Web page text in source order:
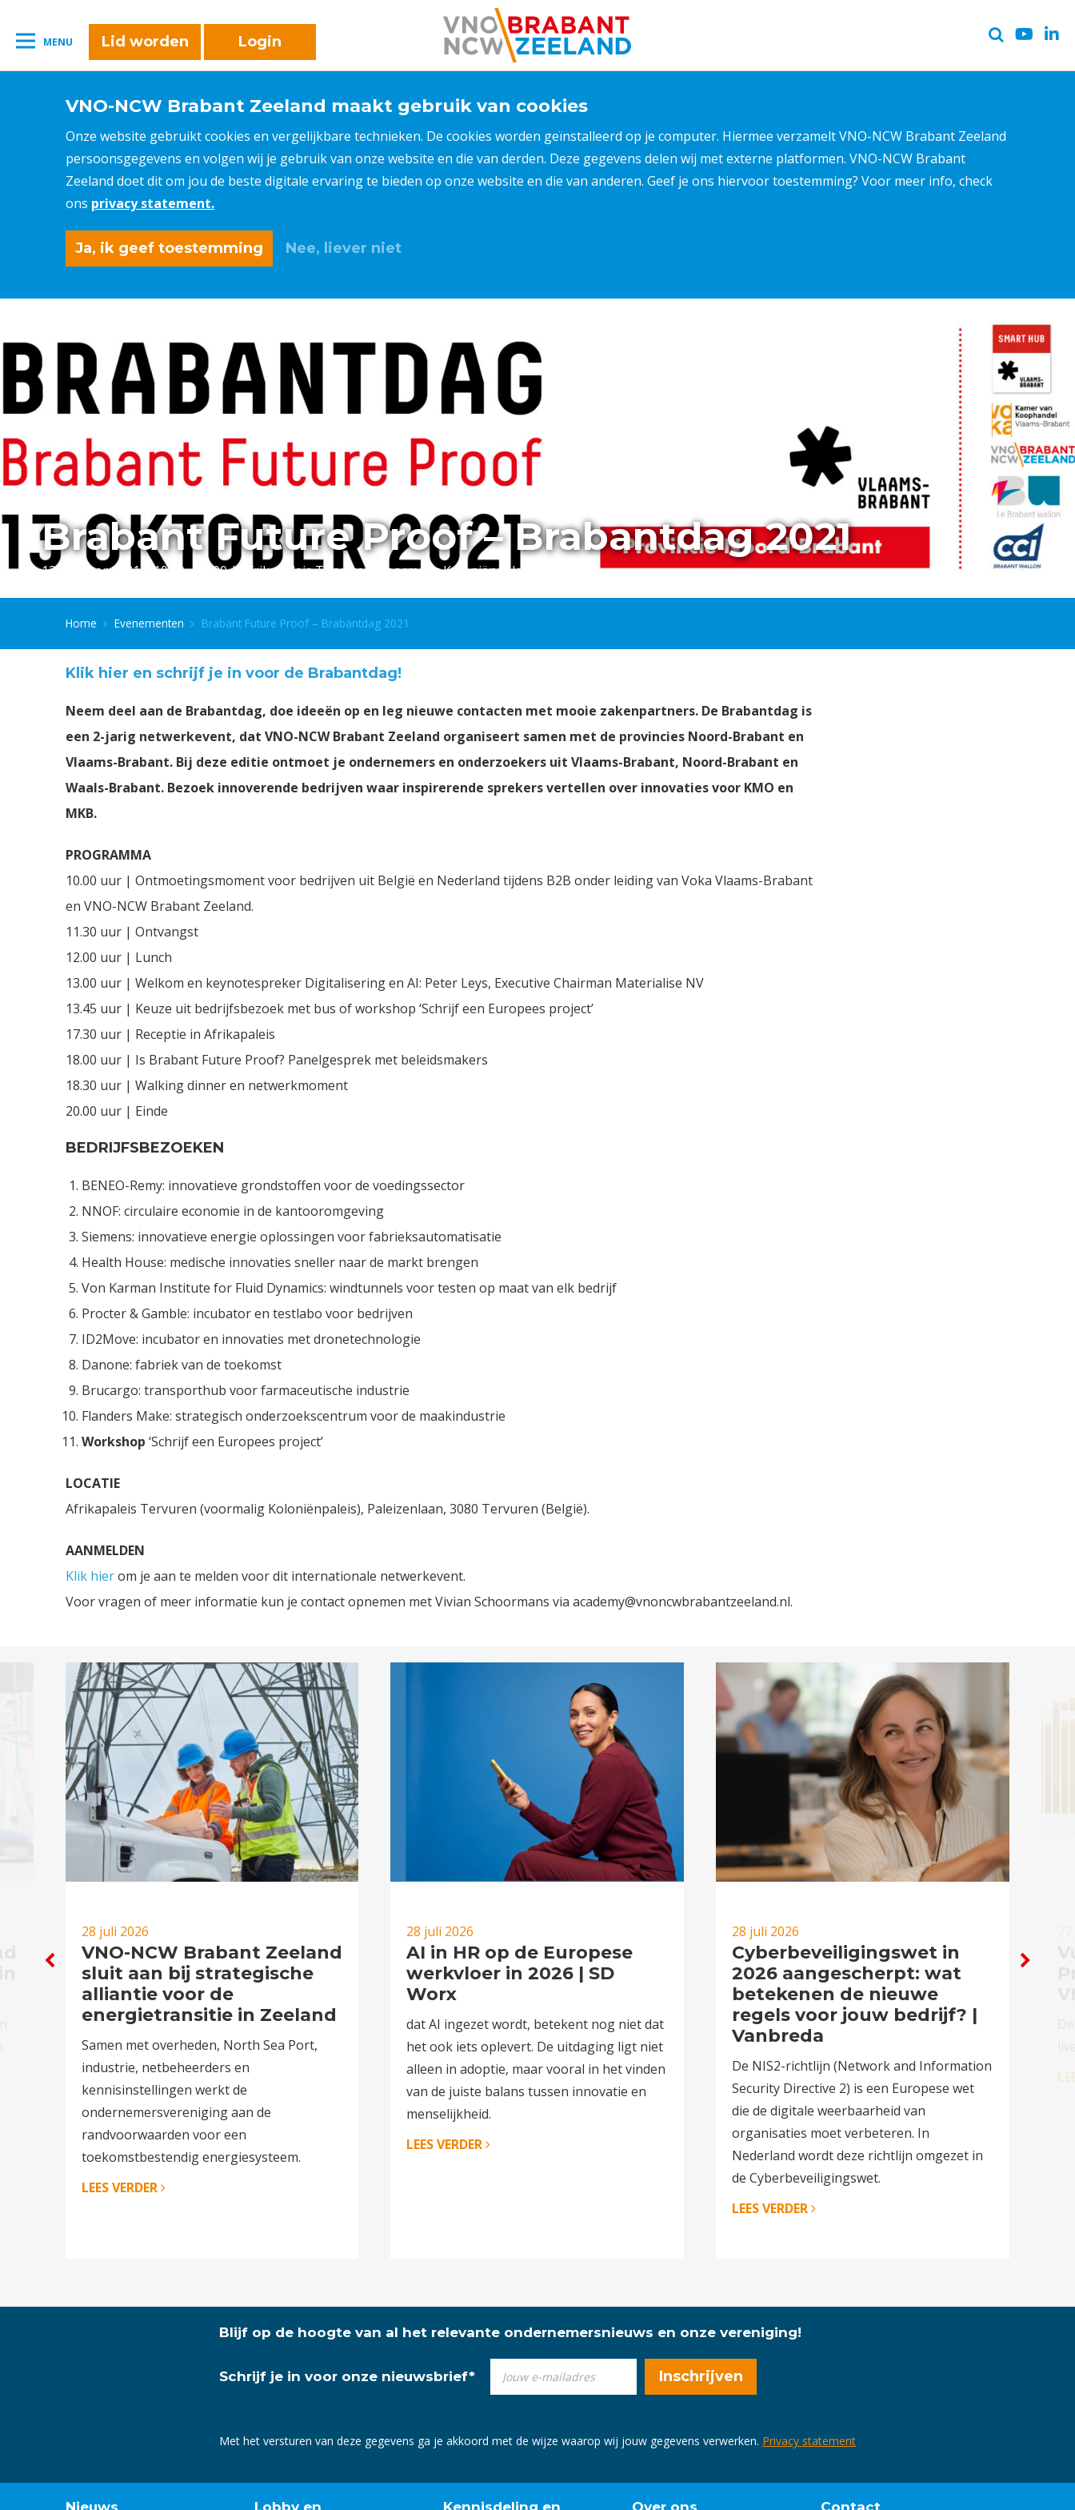
MENU Lid worden Login
VNO-NCW Brabant Zeeland maakt gebruik van cookies
Onze website gebruikt cookies en vergelijkbare technieken. De cookies worden geïnstalleerd op je computer. Hiermee verzamelt VNO-NCW Brabant Zeeland
persoonsgegevens en volgen wij je gebruik van onze website en die van derden. Deze gegevens delen wij met externe platformen. VNO-NCW Brabant
Zeeland doet dit om jou de beste digitale ervaring te bieden op onze website en die van anderen. Geef je ons hiervoor toestemming? Voor meer info, check
ons privacy statement.
Ja, ik geef toestemming Nee, liever niet
Brabant Future Proof – Brabantdag 2021
13 oktober 2021 | 10:00 - 20:00 | Afrikapaleis Tervuren (voormalig Koloniënpaleis)
Home Evenementen Brabant Future Proof – Brabantdag 2021
Klik hier en schrijf je in voor de Brabantdag!
Neem deel aan de Brabantdag, doe ideeën op en leg nieuwe contacten met mooie zakenpartners. De Brabantdag is
een 2-jarig netwerkevent, dat VNO-NCW Brabant Zeeland organiseert samen met de provincies Noord-Brabant en
Vlaams-Brabant. Bij deze editie ontmoet je ondernemers en onderzoekers uit Vlaams-Brabant, Noord-Brabant en
Waals-Brabant. Bezoek innoverende bedrijven waar inspirerende sprekers vertellen over innovaties voor KMO en
MKB.
PROGRAMMA
10.00 uur | Ontmoetingsmoment voor bedrijven uit België en Nederland tijdens B2B onder leiding van Voka Vlaams-Brabant
en VNO-NCW Brabant Zeeland.
11.30 uur | Ontvangst
12.00 uur | Lunch
13.00 uur | Welkom en keynotespreker Digitalisering en AI: Peter Leys, Executive Chairman Materialise NV
13.45 uur | Keuze uit bedrijfsbezoek met bus of workshop ‘Schrijf een Europees project’
17.30 uur | Receptie in Afrikapaleis
18.00 uur | Is Brabant Future Proof? Panelgesprek met beleidsmakers
18.30 uur | Walking dinner en netwerkmoment
20.00 uur | Einde
BEDRIJFSBEZOEKEN
BENEO-Remy: innovatieve grondstoffen voor de voedingssector
NNOF: circulaire economie in de kantooromgeving
Siemens: innovatieve energie oplossingen voor fabrieksautomatisatie
Health House: medische innovaties sneller naar de markt brengen
Von Karman Institute for Fluid Dynamics: windtunnels voor testen op maat van elk bedrijf
Procter & Gamble: incubator en testlabo voor bedrijven
ID2Move: incubator en innovaties met dronetechnologie
Danone: fabriek van de toekomst
Brucargo: transporthub voor farmaceutische industrie
Flanders Make: strategisch onderzoekscentrum voor de maakindustrie
Workshop ‘Schrijf een Europees project’
LOCATIE
Afrikapaleis Tervuren (voormalig Koloniënpaleis), Paleizenlaan, 3080 Tervuren (België).
AANMELDEN
Klik hierom je aan te melden voor dit internationale netwerkevent.
Voor vragen of meer informatie kun je contact opnemen met Vivian Schoormans via academy@vnoncwbrabantzeeland.nl.
28 juli 2026
VNO-NCW Brabant Zeeland
sluit aan bij strategische
alliantie voor de
energietransitie in Zeeland
Samen met overheden, North Sea Port,
industrie, netbeheerders en
kennisinstellingen werkt de
ondernemersvereniging aan de
randvoorwaarden voor een
toekomstbestendig energiesysteem.
LEES VERDER
28 juli 2026
AI in HR op de Europese
werkvloer in 2026 | SD
Worx
dat AI ingezet wordt, betekent nog niet dat
het ook iets oplevert. De uitdaging ligt niet
alleen in adoptie, maar vooral in het vinden
van de juiste balans tussen innovatie en
menselijkheid.
LEES VERDER
28 juli 2026
Cyberbeveiligingswet in
2026 aangescherpt: wat
betekenen de nieuwe
regels voor jouw bedrijf? |
Vanbreda
De NIS2-richtlijn (Network and Information
Security Directive 2) is een Europese wet
die de digitale weerbaarheid van
organisaties moet verbeteren. In
Nederland wordt deze richtlijn omgezet in
de Cyberbeveiligingswet.
LEES VERDER
Blijf op de hoogte van al het relevante ondernemersnieuws en onze vereniging!
Schrijf je in voor onze nieuwsbrief*
Met het versturen van deze gegevens ga je akkoord met de wijze waarop wij jouw gegevens verwerken. Privacy statement